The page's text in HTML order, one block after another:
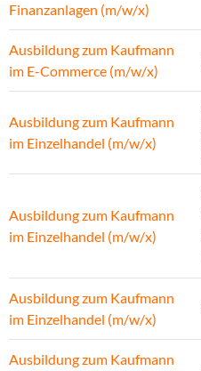
Finanzanlagen (m/w/x)
Ausbildung zum Kaufmann
im E-Commerce (m/w/x)
Ausbildung zum Kaufmann
im Einzelhandel (m/w/x)
Ausbildung zum Kaufmann
im Einzelhandel (m/w/x)
Ausbildung zum Kaufmann
im Einzelhandel (m/w/x)
Ausbildung zum Kaufmann